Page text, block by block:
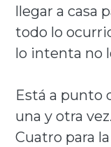
llegar a casa
todo lo
lo intenta no
Está a punto
una y otra
Cuatro para